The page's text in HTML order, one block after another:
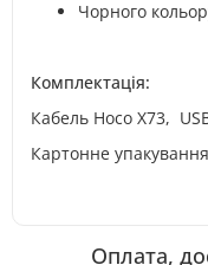
Чорного
Комплектація:
Кабель Hoco X73,
Картонне упакування
Оплата,